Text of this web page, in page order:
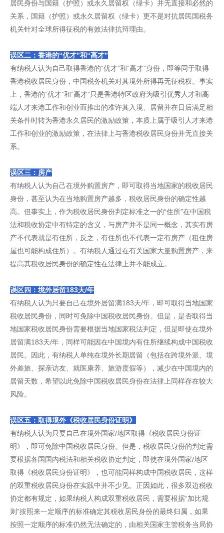
居民身份与国籍（护照）或永久居留权（绿卡）并无直接和必然的
关系，国籍（护照）或永久居留权（绿卡）更不是对抗居民国税务
机关针对全球所得征税的有效法律抗辩理由。
误区二：香港的“优才”和“高才”
有纳税人认为自己取得香港的“优才”和“高才”身份，即等同于取得
香港税收居民身份，中国税务机关对其境外所得再无征税权。事实
上，香港的“优才”和“高才”只是香港特区政府为吸引优秀人才和高
端人才来港工作和创业而推出的准许其入境、居留并在日后满足相
关条件时转为香港永久居民的激励政策，本质上属于吸引人才来港
工作和创业的激励政策，在法律上与香港税收居民身份并无直接关
系。
误区三：房产
有纳税人认为自己在境外购置房产，即可取得当地国家的税收居民
身份，甚至认为在当地购置房产越多，税收居民身份的确定性越
高。但事实上，作为税收居民身份判定标准之一的“住所”在中国税
法和税收协定中有特定的含义，与房产并不是同一概念，其实有房
产不代表就是有住所，反之，有住所也不代表一定有房产（租住房
屋也可能构成住所）。有纳税人通过在有关国家大量购置房产，来
提高其税收居民身份的确定性在法律上并不能成立。
误区四：境外居留183天/年
有纳税人认为只要自己在境外居留满183天/年，即可取得当地国家
税收居民身份，同时可免除中国税收居民身份。但是，是否取得当
地国家税收居民身份需要根据当地国家税法判定，但是即使在境外
居留满183天/年，同样可能因在中国境内有住所继续构成中国税收
居民。因此，有纳税人单纯在境外长期居留（包括在跨境外派、境
外差旅、探亲访友、就医康养、旅游度假等），减少在中国境内的
居留天数，希望以此免除中国税收居民身份在法律上同样存在较大
风险。
误区五：取得境外《税收居民身份证明》
有纳税人认为只要自己在境外国家/地区取得《税收居民身份证
明》，即可免除中国税收居民身份。但是，税收居民身份的判定需
要根据各国国内税法和相关税收协定判定，即使在境外国家/地区
取得《税收居民身份证明》，也可能同样构成中国税收居民，这样
的双重税收居民身份在实践中并不少见。正因如此，很多双边税收
协定都有规定，如果纳税人构成双重税收居民，需要根据“加比规
则”按照来一定顺序的标准确定其税收居民身份的最终归属，如果
按照一定顺序的标准仍然无法确定的，由相关国家主管税务当局协